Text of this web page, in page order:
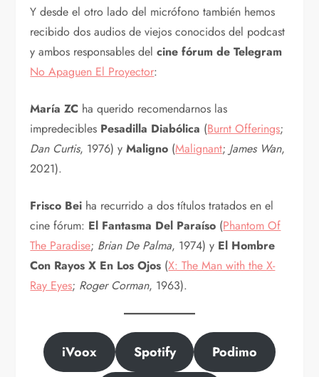
Y desde el otro lado del micrófono también hemos
recibido dos audios de viejos conocidos del podcast
y ambos responsables delcine fórum de Telegram
No Apaguen El Proyector:
María ZC ha querido recomendarnos las
impredecibles Pesadilla Diabólica (Burnt Offerings;
Dan Curtis, 1976) yMaligno (Malignant; James Wan,
2021).
Frisco Bei ha recurrido a dos títulos tratados en el
cine fórum: El Fantasma Del Paraíso (Phantom Of
The Paradise; Brian De Palma, 1974) y El Hombre
Con Rayos X En Los Ojos (X: The Man with the X-
Ray Eyes; Roger Corman, 1963).
iVoox Spotify Podimo